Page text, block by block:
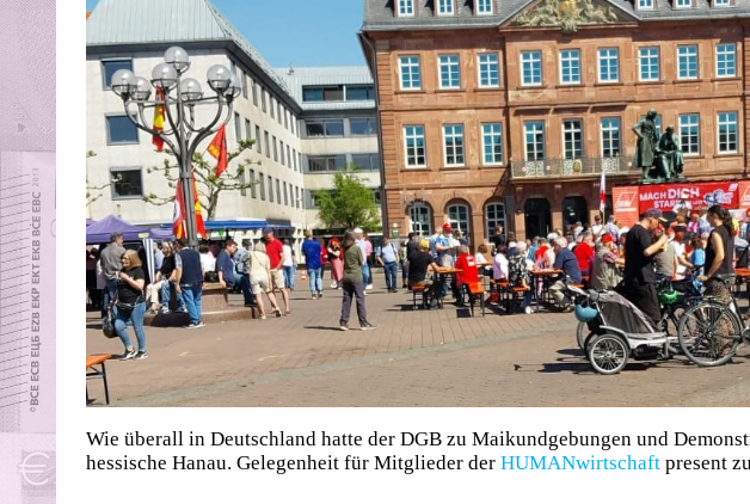
Wie überall in Deutschland hatte der DGB zu Maikundgebungen und
hessische Hanau. Gelegenheit für Mitglieder der HUMANwirtschaft present